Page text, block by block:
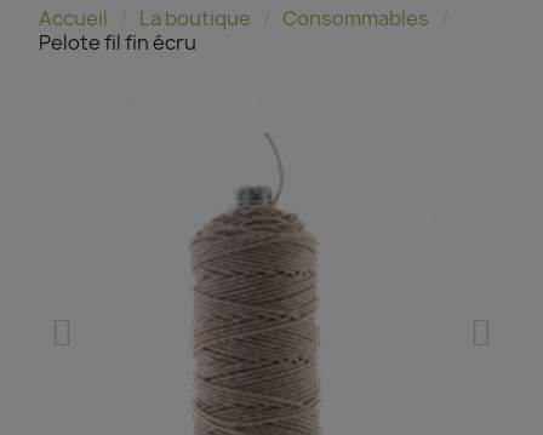
Accueil La boutique
Consommables
Pelote fil fin écru